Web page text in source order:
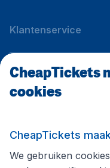
Klantenservice
CheapTickets.be
Volg CheapTickets.be
CheapTickets
cookies
CheapTickets
We gebruiken